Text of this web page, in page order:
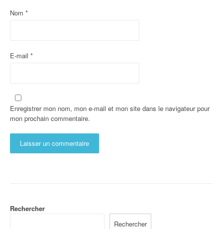
Nom *
E-mail *
Enregistrer mon nom, mon e-mail et mon site dans le navigateur pour
mon prochain commentaire.
Rechercher
Rechercher